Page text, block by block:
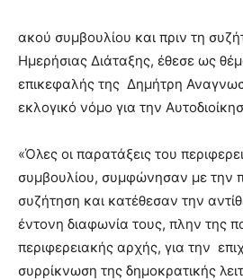
ακού συμβουλίου και πριν τη
Ημερήσιας Διάταξης, έθεσε ως
επικεφαλής της Δημήτρη
εκλογικό νόμο για την
«Όλες οι παρατάξεις του
συμβουλίου, συμφώνησαν με την
συζήτηση και κατέθεσαν την
έντονη διαφωνία τους, πλην της
περιφερειακής αρχής, για την
συρρίκνωση της δημοκρατικής